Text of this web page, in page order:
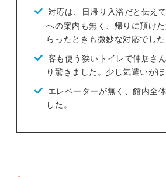
対応は、日帰り入浴だと伝え
への案内も無く、帰りに預け
らったときも微妙な対応でした
客も使う狭いトイレで仲居さ
り驚きました。少し気遣いが
エレベーターが無く、館内全
した。